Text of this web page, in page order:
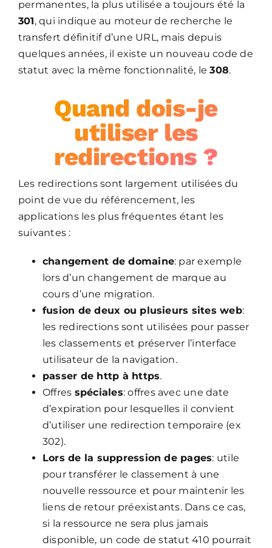
permanentes, la plus utilisée a toujours été la
301, qui indique au moteur de recherche le
transfert définitif d’une URL, mais depuis
quelques années, il existe un nouveau code de
statut avec la même fonctionnalité, le308.
Quand dois-je
utiliser les
redirections ?
Les redirections sont largement utilisées du
point de vue du référencement, les
applications les plus fréquentes étant les
suivantes :
changement de domaine: par exemple
lors d’un changement de marque au
cours d’une migration.
fusion de deux ou plusieurs sites web:
les redirections sont utilisées pour passer
les classements et préserver l’interface
utilisateur de la navigation.
passer de http à https.
Offres spéciales: offres avec une date
d’expiration pour lesquelles il convient
d’utiliser une redirection temporaire (ex
302).
Lors de la suppression de pages: utile
pour transférer le classement à une
nouvelle ressource et pour maintenir les
liens de retour préexistants. Dans ce cas,
si la ressource ne sera plus jamais
disponible, un code de statut 410 pourrait